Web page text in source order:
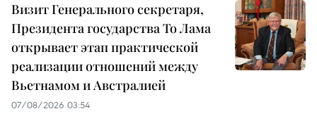
Визит Генерального секретаря,
Президента государства То Лама
открывает этап практической
реализации отношений между
Вьетнамом и Австралией
07/08/2026 03:54